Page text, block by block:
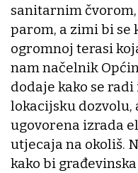
sanitarnim
parom, a zimi bi se
ogromnoj terasi
nam načelnik
dodaje kako se
lokacijsku dozvolu,
ugovorena izrada
utjecaja na okoliš.
kako bi